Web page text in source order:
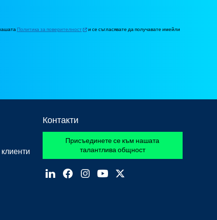
Политика за поверителност и се съгласявате да получавате имейли
Контакти
Присъединете се към нашата
талантлива общност